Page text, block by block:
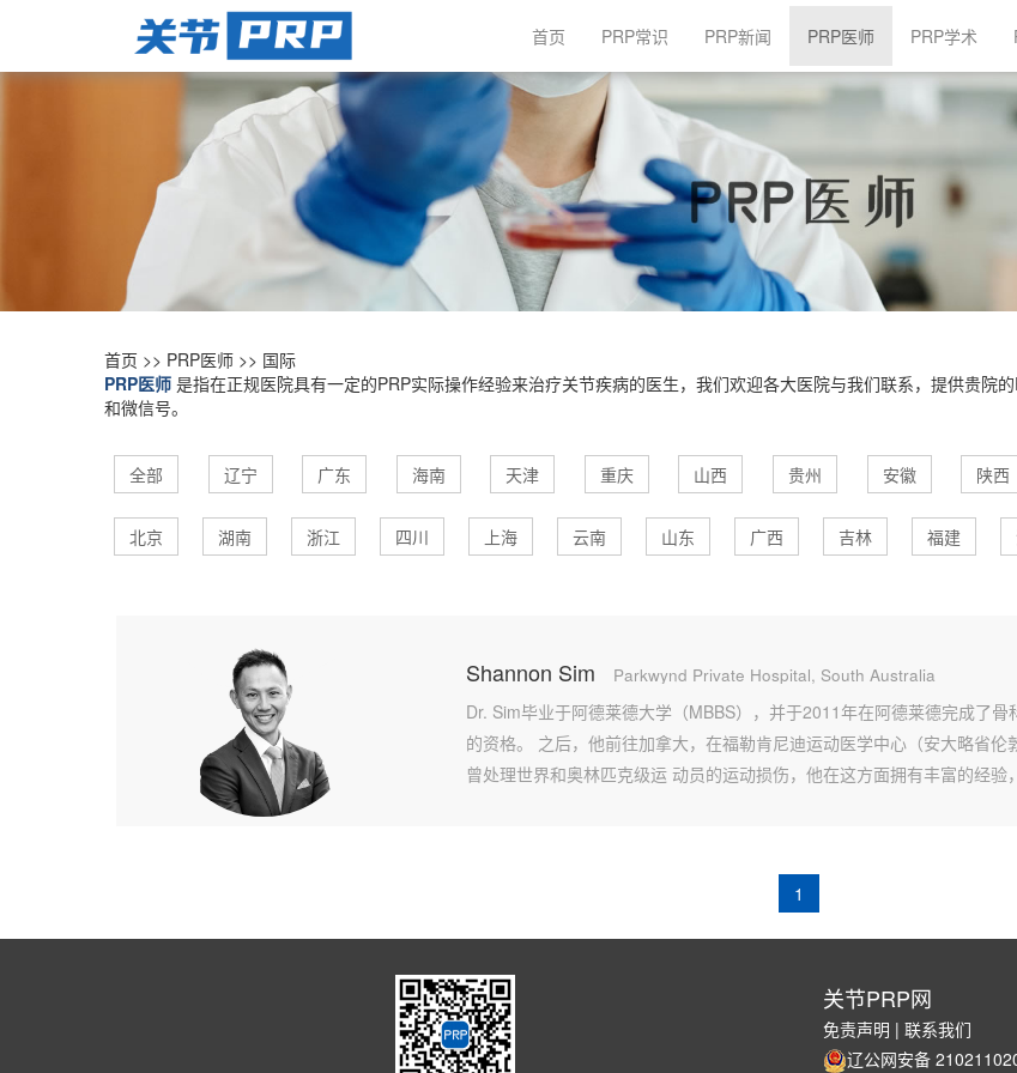
首页 (current)PRP常识 PRP新闻 PRP医师 PRP学术
首页 >> PRP医师 >> 国际
PRP医师 是指在正规医院具有一定的PRP实际操作经验来治疗关节疾病的医生，我们欢迎各大医院与我们联系，提供贵院
和微信号。
全部 辽宁 广东 海南 天津 重庆 山西 贵州 安徽 陕西
北京 湖南 浙江 四川 上海 云南 山东 广西 吉林 福建
Shannon Sim Parkwynd Private Hospital, South Australia
Dr. Sim毕业于阿德莱德大学（MBBS），并于2011年在阿德莱德完成了
的资格。 之后，他前往加拿大，在福勒肯尼迪运动医学中心（安大略省
曾处理世界和奥林匹克级运 动员的运动损伤，他在这方面拥有丰富的经
1
关节PRP网
免责声明 | 联系我们
辽公网安备